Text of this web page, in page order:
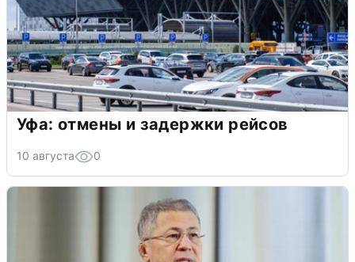
Уфа: отмены и задержки рейсов
10 августа 0